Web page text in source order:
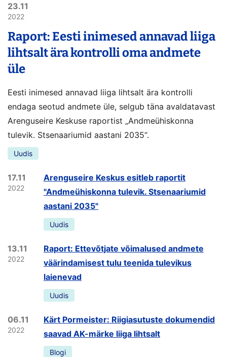
23.11
2022
Raport: Eesti inimesed annavad liiga
lihtsalt ära kontrolli oma andmete
üle
Eesti inimesed annavad liiga lihtsalt ära kontrolli
endaga seotud andmete üle, selgub täna avaldatavast
Arenguseire Keskuse raportist „Andmeühiskonna
tulevik. Stsenaariumid aastani 2035“.
Uudis
17.11
2022
Arenguseire Keskus esitleb raportit
"Andmeühiskonna tulevik. Stsenaariumid
aastani 2035"
Uudis
13.11
2022
Raport: Ettevõtjate võimalused andmete
väärindamisest tulu teenida tulevikus
laienevad
Uudis
06.11
2022
Kärt Pormeister: Riigiasutuste dokumendid
saavad AK-märke liiga lihtsalt
Blogi